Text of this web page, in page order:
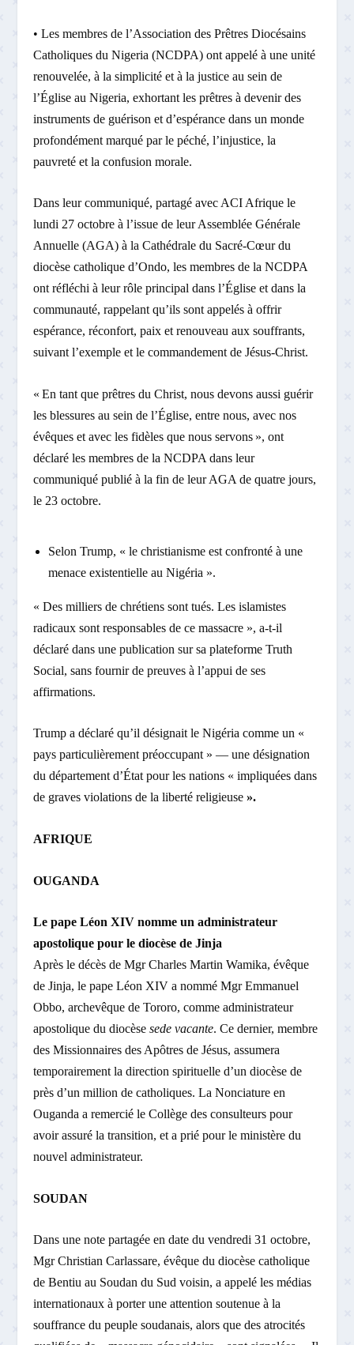
• Les membres de l’Association des Prêtres Diocésains
Catholiques du Nigeria (NCDPA) ont appelé à une unité
renouvelée, à la simplicité et à la justice au sein de
l’Église au Nigeria, exhortant les prêtres à devenir des
instruments de guérison et d’espérance dans un monde
profondément marqué par le péché, l’injustice, la
pauvreté et la confusion morale.
Dans leur communiqué, partagé avec ACI Afrique le
lundi 27 octobre à l’issue de leur Assemblée Générale
Annuelle (AGA) à la Cathédrale du Sacré-Cœur du
diocèse catholique d’Ondo, les membres de la NCDPA
ont réfléchi à leur rôle principal dans l’Église et dans la
communauté, rappelant qu’ils sont appelés à offrir
espérance, réconfort, paix et renouveau aux souffrants,
suivant l’exemple et le commandement de Jésus-Christ.
« En tant que prêtres du Christ, nous devons aussi guérir
les blessures au sein de l’Église, entre nous, avec nos
évêques et avec les fidèles que nous servons », ont
déclaré les membres de la NCDPA dans leur
communiqué publié à la fin de leur AGA de quatre jours,
le 23 octobre.
Selon Trump, « le christianisme est confronté à une
menace existentielle au Nigéria ».
« Des milliers de chrétiens sont tués. Les islamistes
radicaux sont responsables de ce massacre », a-t-il
déclaré dans une publication sur sa plateforme Truth
Social, sans fournir de preuves à l’appui de ses
affirmations.
Trump a déclaré qu’il désignait le Nigéria comme un «
pays particulièrement préoccupant » — une désignation
du département d’État pour les nations « impliquées dans
de graves violations de la liberté religieuse ».
AFRIQUE
OUGANDA
Le pape Léon XIV nomme un administrateur
apostolique pour le diocèse de Jinja
Après le décès de Mgr Charles Martin Wamika, évêque
de Jinja, le pape Léon XIV a nommé Mgr Emmanuel
Obbo, archevêque de Tororo, comme administrateur
apostolique du diocèsesede vacante. Ce dernier, membre
des Missionnaires des Apôtres de Jésus, assumera
temporairement la direction spirituelle d’un diocèse de
près d’un million de catholiques. La Nonciature en
Ouganda a remercié le Collège des consulteurs pour
avoir assuré la transition, et a prié pour le ministère du
nouvel administrateur.
SOUDAN
Dans une note partagée en date du vendredi 31 octobre,
Mgr Christian Carlassare, évêque du diocèse catholique
de Bentiu au Soudan du Sud voisin, a appelé les médias
internationaux à porter une attention soutenue à la
souffrance du peuple soudanais, alors que des atrocités